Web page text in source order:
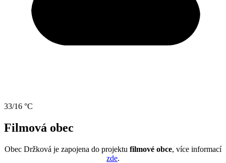
33/16 °C
Filmová obec
Obec Držková je zapojena do projektu filmové obce, více informací
zde.